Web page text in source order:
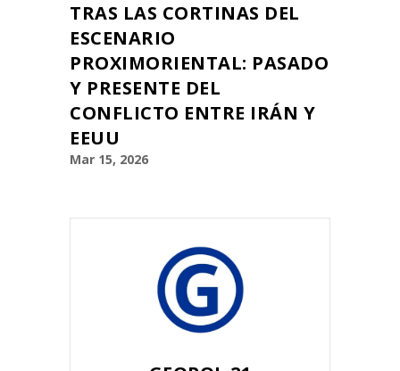
TRAS LAS CORTINAS DEL
ESCENARIO
PROXIMORIENTAL: PASADO
Y PRESENTE DEL
CONFLICTO ENTRE IRÁN Y
EEUU
Mar 15, 2026